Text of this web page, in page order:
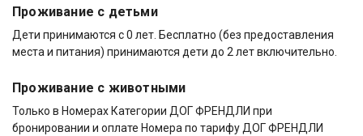
Проживание с детьми
Дети принимаются с 0 лет. Бесплатно (без предоставления
места и питания) принимаются дети до 2 лет включительно.
Проживание с животными
Только в Номерах Категории ДОГ ФРЕНДЛИ при
бронировании и оплате Номера по тарифу ДОГ ФРЕНДЛИ